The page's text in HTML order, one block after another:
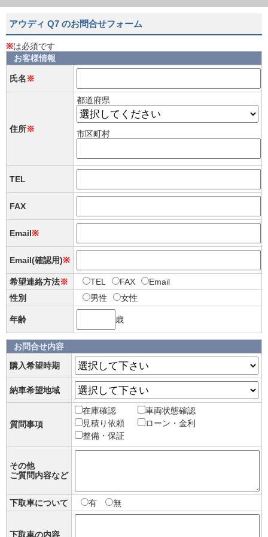
アウディ Q7 のお問合せフォーム
※は必須です
お客様情報
氏名※
住所※
都道府県
市区町村
TEL
FAX
Email※
Email(確認用)※
希望連絡方法※ TEL FAX
Email
性別
男性 女性
年齢 歳
お問合せ内容
購入希望時期
納車希望地域
質問事項
在庫確認
車両状態確認
見積り依頼
ローン・金利
整備・保証
その他
ご質問内容など
下取車について 有 無
下取車の内容